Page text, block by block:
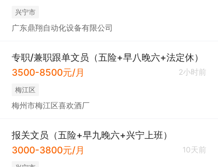
兴宁市
广东鼎翔自动化设备有限公司
专职/兼职跟单文员（五险+早八晚六+法定休）
3500-8500元/月
2小时前
梅江区
梅州市梅江区喜欢酒厂
报关文员（五险+早九晚六+兴宁上班）
3000-3800元/月
10天前